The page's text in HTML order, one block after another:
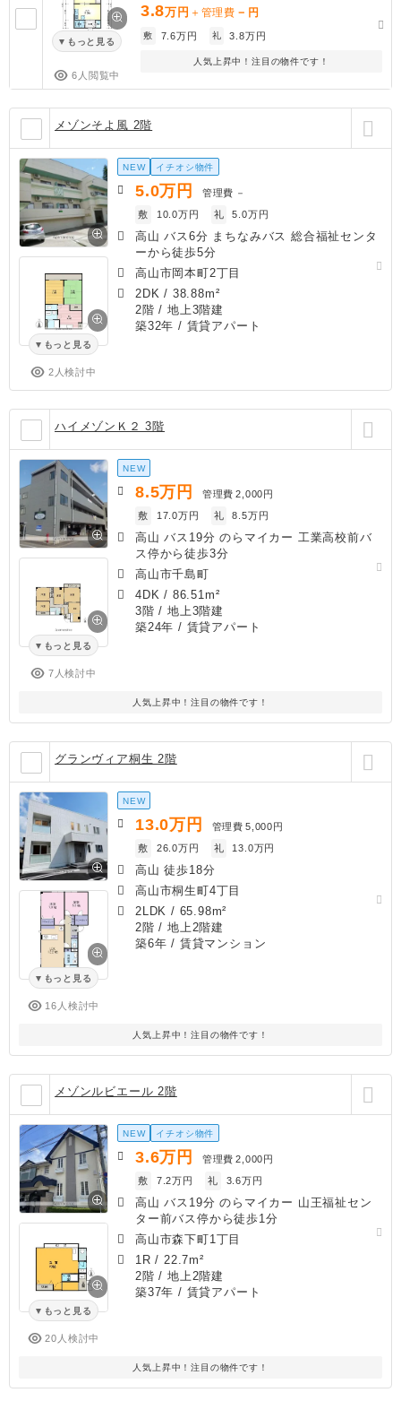
もっと見る
6人閲覧中
3.8万円 ＋管理費 － 円
敷 7.6万円 礼 3.8万円
人気上昇中！注目の物件です！
メゾンそよ風 2階
もっと見る
2人検討中
NEW イチオシ物件
5.0万円 管理費 －
敷
10.0万円 礼 5.0万円
高山 バス6分 まちなみバス 総合福祉センタ
ーから徒歩5分
高山市岡本町2丁目
2DK / 38.88m²
2階 / 地上3階建
築32年 / 賃貸アパート
ハイメゾンＫ２ 3階
もっと見る
7人検討中
NEW
8.5万円 管理費 2,000円
敷
17.0万円 礼 8.5万円
高山 バス19分 のらマイカー 工業高校前バ
ス停から徒歩3分
高山市千島町
4DK / 86.51m²
3階 / 地上3階建
築24年 / 賃貸アパート
人気上昇中！注目の物件です！
グランヴィア桐生 2階
もっと見る
16人検討中
NEW
13.0万円 管理費 5,000円
敷
26.0万円 礼 13.0万円
高山 徒歩18分
高山市桐生町4丁目
2LDK / 65.98m²
2階 / 地上2階建
築6年 / 賃貸マンション
人気上昇中！注目の物件です！
メゾンルビエール 2階
もっと見る
20人検討中
NEW イチオシ物件
3.6万円 管理費 2,000円
敷
7.2万円 礼 3.6万円
高山 バス19分 のらマイカー 山王福祉セン
ター前バス停から徒歩1分
高山市森下町1丁目
1R / 22.7m²
2階 / 地上2階建
築37年 / 賃貸アパート
人気上昇中！注目の物件です！